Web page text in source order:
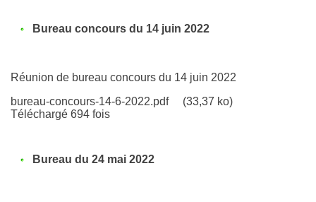
Bureau concours du 14 juin 2022
Réunion de bureau concours du 14 juin 2022
bureau-concours-14-6-2022.pdf
(33,37 ko)
Téléchargé 694 fois
Bureau du 24 mai 2022